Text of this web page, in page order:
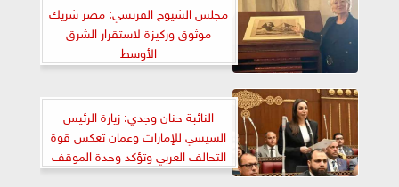
مجلس الشيوخ الفرنسي: مصر شريك
موثوق وركيزة لاستقرار الشرق
الأوسط
النائبة حنان وجدي: زيارة الرئيس
السيسي للإمارات وعمان تعكس قوة
التحالف العربي وتؤكد وحدة الموقف
تجاه قضايا المنطقة